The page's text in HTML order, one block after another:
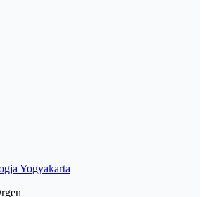
Yogyakarta